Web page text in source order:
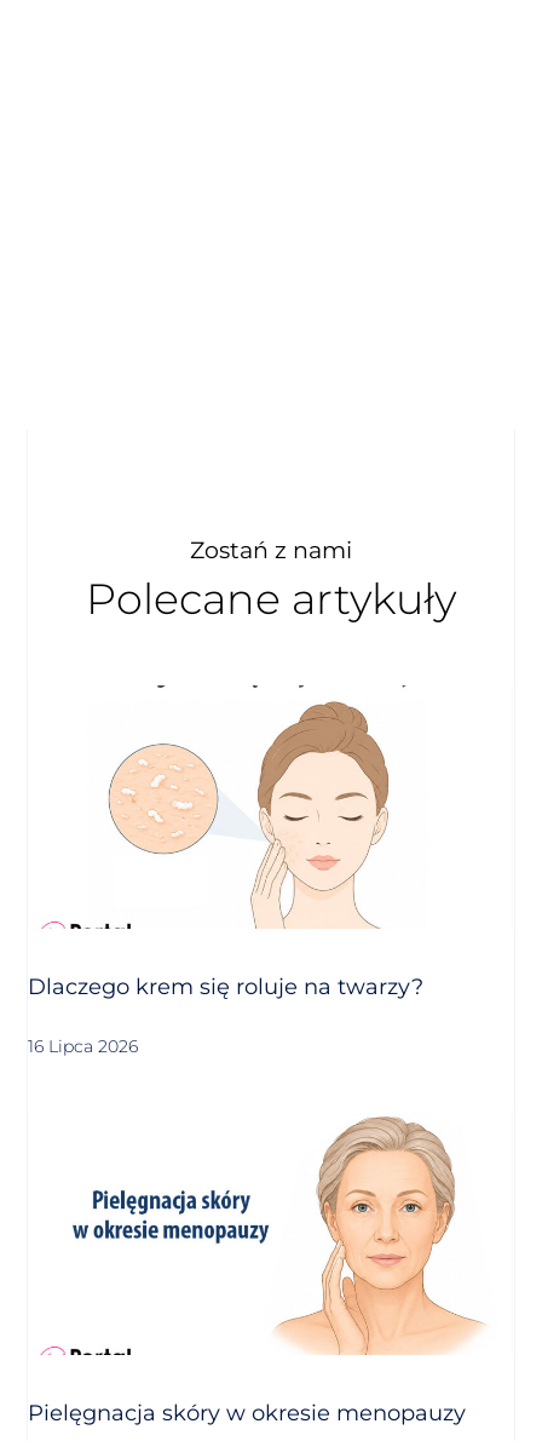
Zostań z nami
Polecane artykuły
Dlaczego krem się roluje na twarzy?
16 Lipca 2026
Pielęgnacja skóry w okresie menopauzy